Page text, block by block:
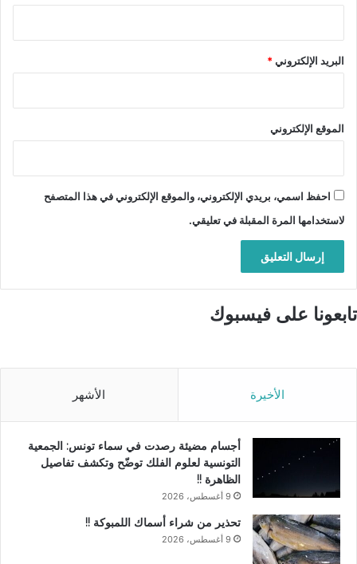
البريد الإلكتروني*
الموقع الإلكتروني
احفظ اسمي، بريدي الإلكتروني، والموقع الإلكتروني في هذا المتصفح
لاستخدامها المرة المقبلة في تعليقي.
تابعونا على فيسبوك
الأخيرة الأشهر
أجسام مضيئة رصدت في سماء تونس: الجمعية
التونسية لعلوم الفلك توضّح وتكشف تفاصيل
الظاهرة !!
9 أغسطس، 2026
تحذير من شراء أسماك اللمبوكة !!
9 أغسطس، 2026